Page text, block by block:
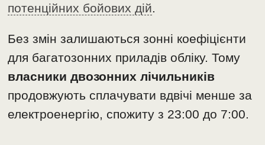
потенційних бойових дій
Без змін залишаються зонні коефіцієнти
для багатозонних приладів обліку. Тому
власники двозонних лічильників
продовжують сплачувати вдвічі менше за
електроенергію, спожиту з 23:00 до 7:00.